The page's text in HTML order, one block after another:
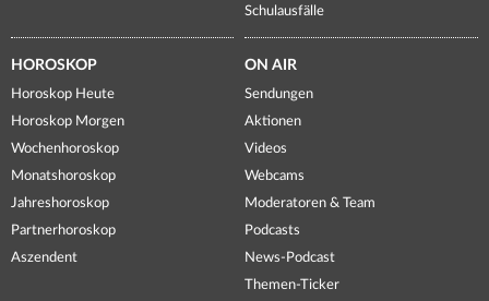
Schulausfälle
HOROSKOP
Horoskop Heute
Horoskop Morgen
Wochenhoroskop
Monatshoroskop
Jahreshoroskop
Partnerhoroskop
Aszendent
ON AIR
Sendungen
Aktionen
Videos
Webcams
Moderatoren & Team
Podcasts
News-Podcast
Themen-Ticker